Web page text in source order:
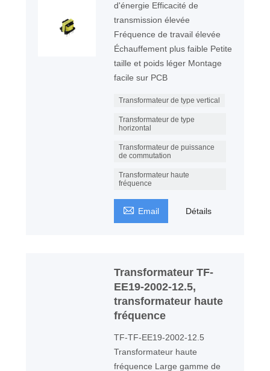
d'énergie Efficacité de
transmission élevée
Fréquence de travail élevée
Échauffement plus faible Petite
taille et poids léger Montage
facile sur PCB
Transformateur de type vertical
Transformateur de type
horizontal
Transformateur de puissance
de commutation
Transformateur haute
fréquence
 Email Détails
Transformateur TF-
EE19-2002-12.5,
transformateur haute
fréquence
TF-TF-EE19-2002-12.5
Transformateur haute
fréquence Large gamme de